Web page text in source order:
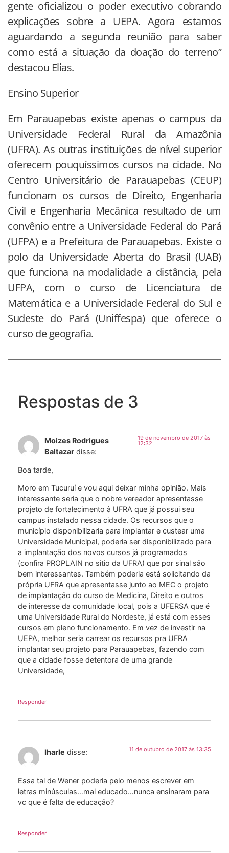
gente oficializou o poder executivo cobrando
explicações sobre a UEPA. Agora estamos
aguardando a segunda reunião para saber
como está a situação da doação do terreno”
destacou Elias.
Ensino Superior
Em Parauapebas existe apenas o campus da
Universidade Federal Rural da Amazônia
(UFRA). As outras instituições de nível superior
oferecem pouquíssimos cursos na cidade. No
Centro Universitário de Parauapebas (CEUP)
funcionam os cursos de Direito, Engenharia
Civil e Engenharia Mecânica resultado de um
convênio entre a Universidade Federal do Pará
(UFPA) e a Prefeitura de Parauapebas. Existe o
polo da Universidade Aberta do Brasil (UAB)
que funciona na modalidade a distância, pela
UFPA, com o curso de Licenciatura de
Matemática e a Universidade Federal do Sul e
Sudeste do Pará (Uniffespa) que oferece o
curso de geografia.
Respostas de 3
Moizes Rodrigues
Baltazar disse:
19 de novembro de 2017 às
12:32
Boa tarde,
Moro em Tucuruí e vou aqui deixar minha opinião. Mais
interessante seria que o nobre vereador apresentasse
projeto de fortalecimento à UFRA que já possui seu
campus instalado nessa cidade. Os recursos que o
município disponibilizaria para implantar e custear uma
Universidade Municipal, poderia ser disponibilizado para
a implantação dos novos cursos já programados
(confira PROPLAIN no sitio da UFRA) que por sinal são
bem interessantes. Também poderia está solicitando da
própria UFRA que apresentasse junto ao MEC o projeto
de implantação do curso de Medicina, Direito e outros
de interesse da comunidade local, pois a UFERSA que é
uma Universidade Rural do Nordeste, já está com esses
cursos em pleno funcionamento. Em vez de investir na
UEPA, melhor seria carrear os recursos pra UFRA
implantar seu projeto para Parauapebas, fazendo com
que a cidade fosse detentora de uma grande
Universidade,
Responder
Iharle disse: 11 de outubro de 2017 às 13:35
Essa tal de Wener poderia pelo menos escrever em
letras minúsculas…mal educado…nunca ensinaram para
vc que é falta de educação?
Responder